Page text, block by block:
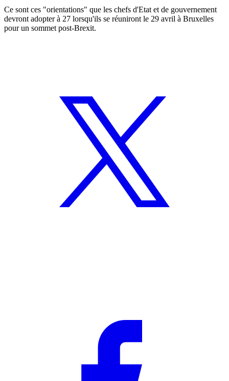
Ce sont ces "orientations" que les chefs d'Etat et de gouvernement
devront adopter à 27 lorsqu'ils se réuniront le 29 avril à Bruxelles
pour un sommet post-Brexit.